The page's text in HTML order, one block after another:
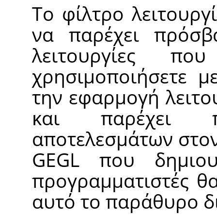
Το φίλτρο
να παρέχει
λειτουργίες
χρησιμοποιήσετε
την εφαρμογή
και παρέχει
αποτελεσμάτων
GEGL που
προγραμματιστές
αυτό το παράθυρο